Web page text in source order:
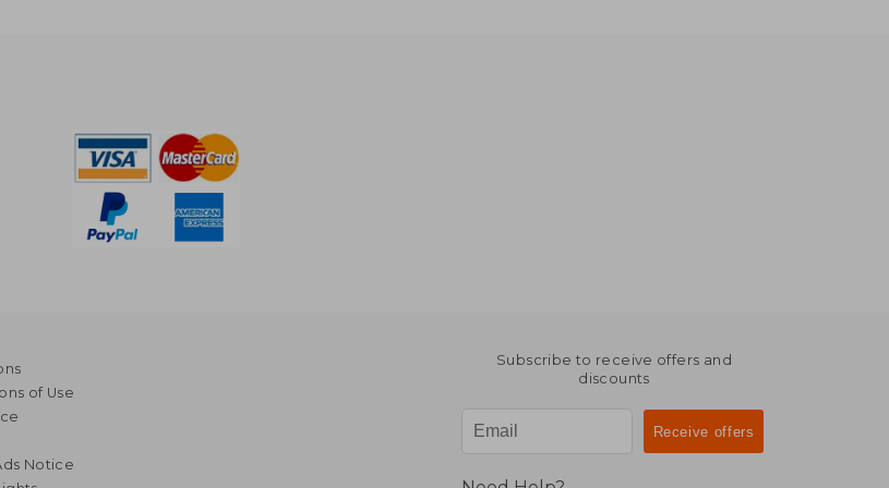
of Use
Notice
Subscribe to receive offers and
discounts